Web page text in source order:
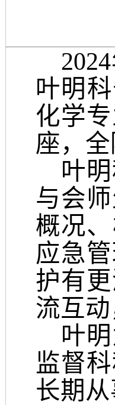
2024
叶明
化学
座，
叶明
与会
概况
应急
护有
流互动
叶
监督
长期